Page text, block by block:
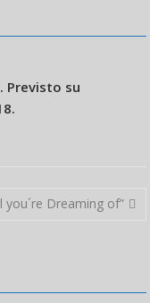
Previsto su
you´re Dreaming of”